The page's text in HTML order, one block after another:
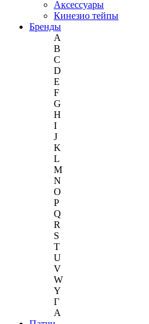
Аксессуары
Кинезио тейпы
Бренды
A
B
C
D
E
F
G
H
I
J
K
L
M
N
O
P
Q
R
S
T
U
V
W
Y
Г
A